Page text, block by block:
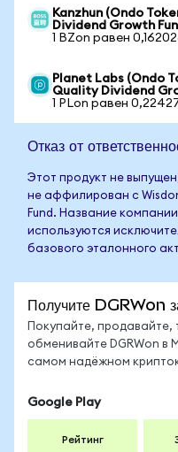
Kanzhun (Ondo
Dividend Growth
1 BZon равен
Planet Labs (Ondo
Quality Dividend
1 PLon равен
Отказ от
Этот продукт не
не аффилирован с
Fund. Название
используются
базового эталонного
Получите DGRWon
Покупайте, продавайте,
обменивайте DGRWon в
самом надёжном
Google Play
Рейтинг